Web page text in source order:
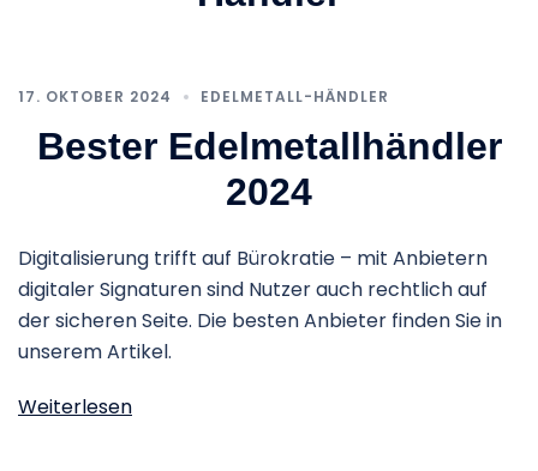
17. OKTOBER 2024 EDELMETALL-HÄNDLER
Bester Edelmetallhändler
2024
Digitalisierung trifft auf Bürokratie – mit Anbietern
digitaler Signaturen sind Nutzer auch rechtlich auf
der sicheren Seite. Die besten Anbieter finden Sie in
unserem Artikel.
Weiterlesen